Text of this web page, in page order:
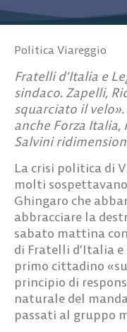
Politica Viareggio
Fratelli d’Italia e
sindaco. Zapelli,
squarciato il
anche Forza
Salvini
La crisi politica di
molti
Ghingaro che
abbracciare la
sabato mattina
di Fratelli d’Italia
primo cittadino
principio di
naturale del
passati al gruppo